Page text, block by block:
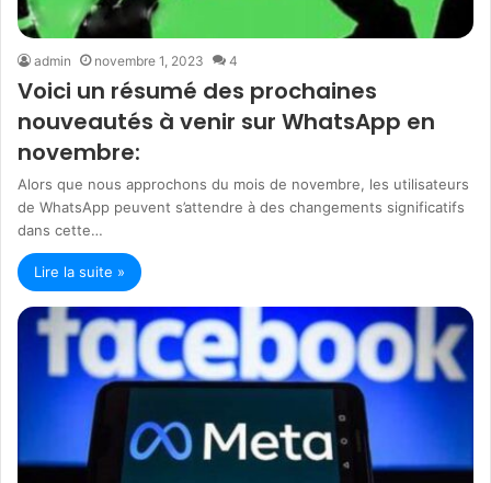
admin novembre 1, 2023 4
Voici un résumé des prochaines
nouveautés à venir sur WhatsApp en
novembre:
Alors que nous approchons du mois de novembre, les utilisateurs
de WhatsApp peuvent s’attendre à des changements significatifs
dans cette…
Lire la suite »